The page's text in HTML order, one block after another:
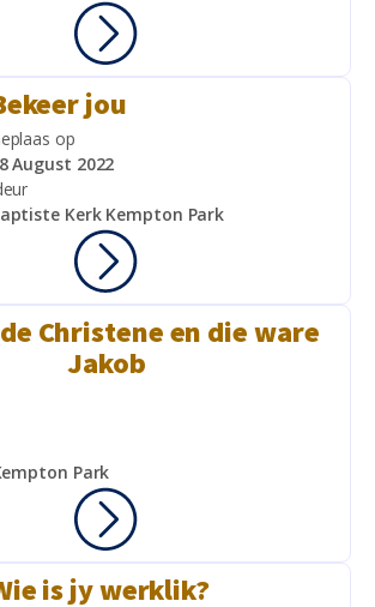
jou
op
August 2022
Kerk Kempton Park
Christene en die ware
Jakob
Park
is jy werklik?